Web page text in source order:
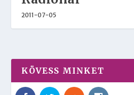
2011-07-05
KÖVESS MINKET